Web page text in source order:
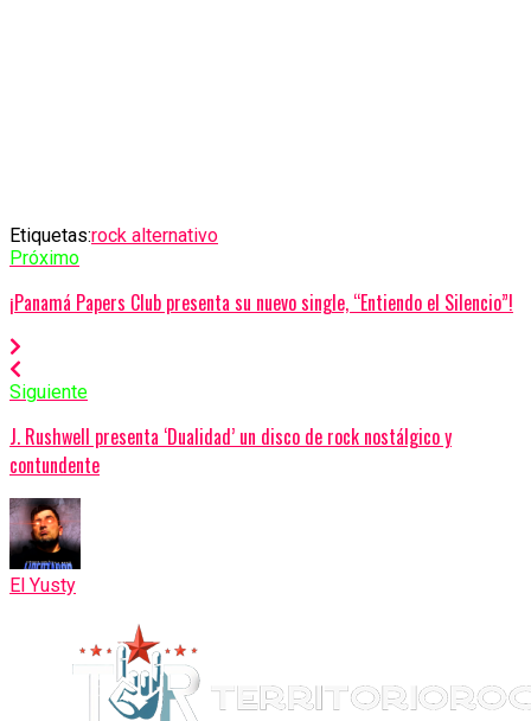
Etiquetas:rock alternativo
Próximo
¡Panamá Papers Club presenta su nuevo single, “Entiendo el Silencio”!
Siguiente
J. Rushwell presenta ‘Dualidad’ un disco de rock nostálgico y
contundente
El Yusty